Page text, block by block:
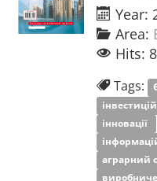
Year:
Area:
Hits:
Tags:
інновації
аграрний